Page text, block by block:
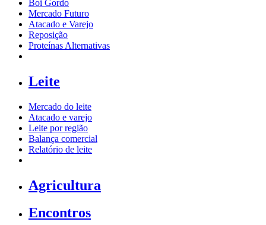
Boi Gordo
Mercado Futuro
Atacado e Varejo
Reposição
Proteínas Alternativas
Leite
Mercado do leite
Atacado e varejo
Leite por região
Balança comercial
Relatório de leite
Agricultura
Encontros